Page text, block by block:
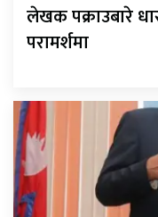
लेखक पक्राउबारे
परामर्शमा